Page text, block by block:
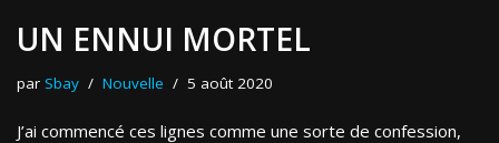
UN ENNUI MORTEL
par Sbay Nouvelle 5 août 2020
J’ai commencé ces lignes comme une sorte de confession,